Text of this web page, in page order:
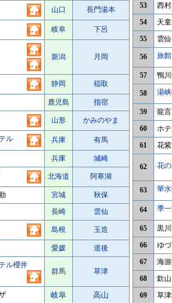
山口 長門湯本
岐阜 下呂
新潟 月岡
静岡 稲取
鹿児島 指宿
山形 かみのやま
ル 兵庫 有馬
兵庫 城崎
北海道 阿寒湖
宮城
秋保
長崎 雲仙
島根 玉造
愛媛 道後
ル櫻井
群馬 草津
岐阜 高山
53
西
54
天
55
雲
56 旅
57 鴨
58 湯
59 龍言
60
ホ
61
花紫
62 花
63 華
64 季
65 黒
66
ゆ
67
海
68
欽山
69
草